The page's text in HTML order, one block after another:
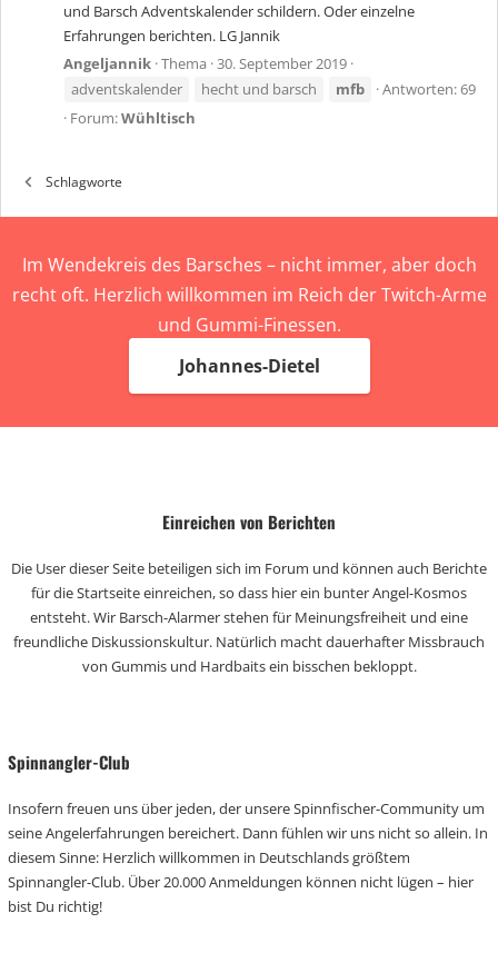
und Barsch Adventskalender schildern. Oder einzelne
Erfahrungen berichten. LG Jannik
Angeljannik Thema 30. September 2019
adventskalender
hecht und barsch mfb
Antworten: 69
Forum:Wühltisch
Schlagworte
Im Wendekreis des Barsches – nicht immer, aber doch
recht oft. Herzlich willkommen im Reich der Twitch-Arme
und Gummi-Finessen.
Johannes-Dietel
Einreichen von Berichten
Die User dieser Seite beteiligen sich im Forum und können auch Berichte
für die Startseite einreichen, so dass hier ein bunter Angel-Kosmos
entsteht. Wir Barsch-Alarmer stehen für Meinungsfreiheit und eine
freundliche Diskussionskultur. Natürlich macht dauerhafter Missbrauch
von Gummis und Hardbaits ein bisschen bekloppt.
Spinnangler-Club
Insofern freuen uns über jeden, der unsere Spinnfischer-Community um
seine Angelerfahrungen bereichert. Dann fühlen wir uns nicht so allein. In
diesem Sinne: Herzlich willkommen in Deutschlands größtem
Spinnangler-Club. Über 20.000 Anmeldungen können nicht lügen – hier
bist Du richtig!